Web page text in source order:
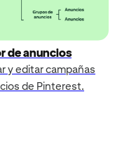
de anuncios
y editar campañas
de Pinterest.